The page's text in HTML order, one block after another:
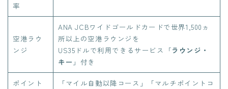
率
空港ラウ
ンジ
ANA JCBワイドゴールドカードで世界1,500ヵ
所以上の空港ラウンジを
US35ドルで利用できるサービス「ラウンジ・
キー 」付き
ポイント
「マイル自動以降コース」「マルチポイントコ